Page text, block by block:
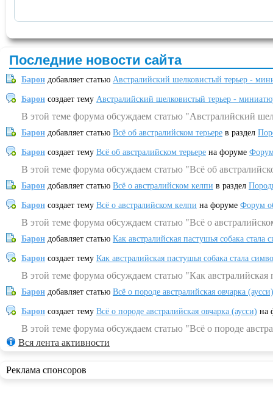
Последние новости сайта
Барон добавляет статью Австралийский шелковистый терьер -
Барон создает тему Австралийский шелковистый терьер -
В этой теме форума обсуждаем статью "Австралийский
Барон добавляет статью Всё об австралийском терьере в раздел
Барон создает тему Всё об австралийском терьере на форуме
В этой теме форума обсуждаем статью "Всё об
Барон добавляет статью Всё о австралийском келпи в раздел
Барон создает тему Всё о австралийском келпи на форуме Форум
В этой теме форума обсуждаем статью "Всё о
Барон добавляет статью Как австралийская пастушья собака
Барон создает тему Как австралийская пастушья собака стала
В этой теме форума обсуждаем статью "Как
Барон добавляет статью Всё о породе австралийская овчарка (аусси)
Барон создает тему Всё о породе австралийская овчарка (аусси) на
В этой теме форума обсуждаем статью "Всё о породе
Вся лента активности
Реклама спонсоров